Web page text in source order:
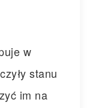
w
stanu
im na